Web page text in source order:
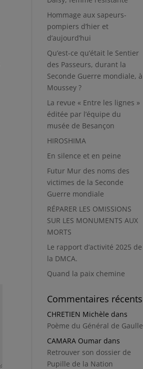
Hommage aux sapeurs-
pompiers d’hier et
d’aujourd’hui
Qu’est-ce qu’était le Sentier
des Passeurs, durant la
Seconde Guerre mondiale, à
Moussey ?
La revue « Entre les lignes »
éditée par l’équipe du
musée de Besançon
HIROSHIMA
En silence et en peine
Futur Mur des noms des
victimes de la Seconde
Guerre mondiale
RÉPARER LES OMISSIONS
SUR LES MONUMENTS AUX
MORTS
Le rapport d’activité 2025 de
la DMCA.
Quand la paix chemine
Commentaires récents
CHRETIEN Michèle dans
Poème du Général de Gaulle
CAMARA Oumar dans
Retrouver son dossier de
Pupille de la Nation